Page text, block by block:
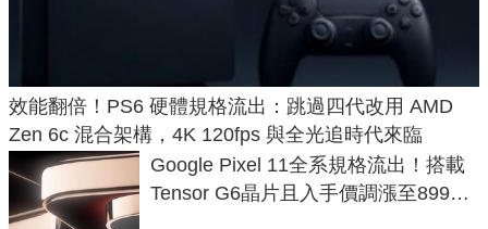
效能翻倍！PS6 硬體規格流出：跳過四代改用 AMD
Zen 6c 混合架構，4K 120fps 與全光追時代來臨
Google Pixel 11全系規格流出！搭載
Tensor G6晶片且入手價調漲至899美